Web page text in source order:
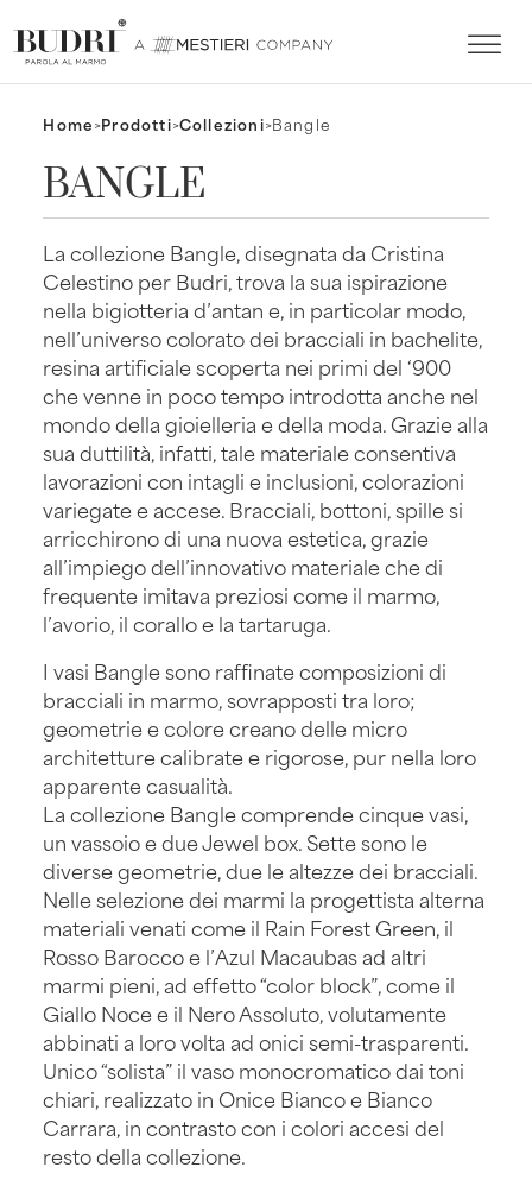
Home>Prodotti>Collezioni>Bangle
BANGLE
La collezione Bangle, disegnata da Cristina
Celestino per Budri, trova la sua ispirazione
nella bigiotteria d’antan e, in particolar modo,
nell’universo colorato dei bracciali in bachelite,
resina artificiale scoperta nei primi del ‘900
che venne in poco tempo introdotta anche nel
mondo della gioielleria e della moda. Grazie alla
sua duttilità, infatti, tale materiale consentiva
lavorazioni con intagli e inclusioni, colorazioni
variegate e accese. Bracciali, bottoni, spille si
arricchirono di una nuova estetica, grazie
all’impiego dell’innovativo materiale che di
frequente imitava preziosi come il marmo,
l’avorio, il corallo e la tartaruga.
I vasi Bangle sono raffinate composizioni di
bracciali in marmo, sovrapposti tra loro;
geometrie e colore creano delle micro
architetture calibrate e rigorose, pur nella loro
apparente casualità.
La collezione Bangle comprende cinque vasi,
un vassoio e due Jewel box. Sette sono le
diverse geometrie, due le altezze dei bracciali.
Nelle selezione dei marmi la progettista alterna
materiali venati come il Rain Forest Green, il
Rosso Barocco e l’Azul Macaubas ad altri
marmi pieni, ad effetto “color block”, come il
Giallo Noce e il Nero Assoluto, volutamente
abbinati a loro volta ad onici semi-trasparenti.
Unico “solista” il vaso monocromatico dai toni
chiari, realizzato in Onice Bianco e Bianco
Carrara, in contrasto con i colori accesi del
resto della collezione.